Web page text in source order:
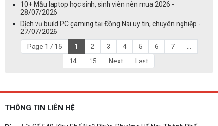
10+ Mẫu laptop học sinh, sinh viên nên mua 2026 -
28/07/2026
Dịch vụ build PC gaming tại Đồng Nai uy tín, chuyên nghiệp -
27/07/2026
Page 1 / 15
1 2 3 4 5 6 7
...
14
15 Next Last
THÔNG TIN LIÊN HỆ